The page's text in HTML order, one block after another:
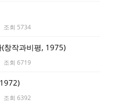
조회 5734
창작과비평, 1975)
조회 6719
조회 6392